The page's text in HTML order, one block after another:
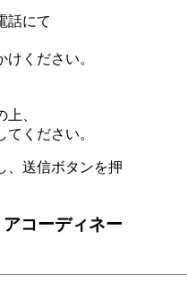
話にて
ください。
、
てください。
、送信ボタンを押
アコーディネー